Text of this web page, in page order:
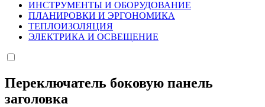
ИНСТРУМЕНТЫ И ОБОРУДОВАНИЕ
ПЛАНИРОВКИ И ЭРГОНОМИКА
ТЕПЛОИЗОЛЯЦИЯ
ЭЛЕКТРИКА И ОСВЕЩЕНИЕ
Переключатель боковую панель
заголовка